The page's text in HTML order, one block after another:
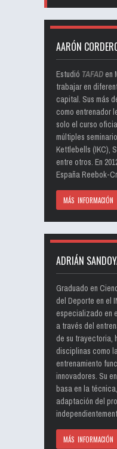
AARÓN
Estudió TAFAD en
trabajar en
capital. Sus más
como entrenador
solo el curso
múltiples
Kettlebells (IKC),
entre otros. En
España Reebok-
MÁS INFORMACIÓN
ADRIÁN
Graduado en
del Deporte en el
especializado en
a través del
de su trayectoria,
disciplinas como
entrenamiento
innovadores. Su
basa en la
adaptación del
MÁS INFORMACIÓN